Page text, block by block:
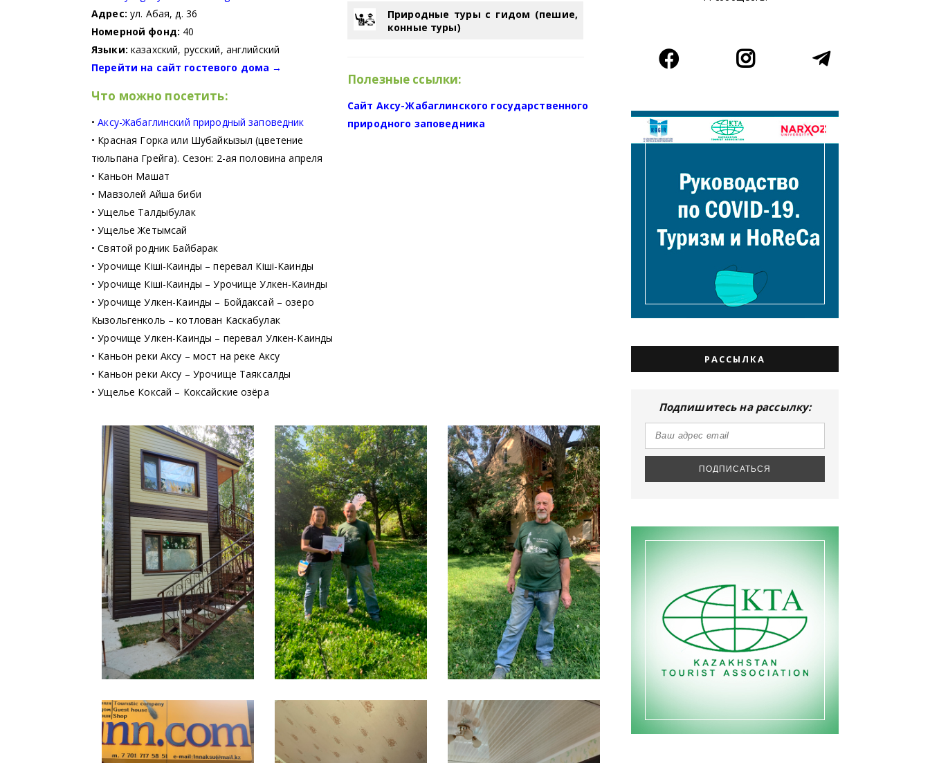
Адрес: ул. Абая, д. 36
Номерной фонд: 40
Языки: казахский, русский, английский
Перейти на сайт гостевого дома →
Что можно посетить:
•Аксу-Жабаглинский природный заповедник
• Красная Горка или Шубайкызыл (цветение
тюльпана Грейга). Сезон: 2-ая половина апреля
• Каньон Машат
• Мавзолей Айша биби
• Ущелье Талдыбулак
• Ущелье Жетымсай
• Святой родник Байбарак
• Урочище Кіші-Каинды – перевал Кіші-Каинды
• Урочище Кіші-Каинды – Урочище Улкен-Каинды
• Урочище Улкен-Каинды – Бойдаксай – озеро
Кызольгенколь – котлован Каскабулак
• Урочище Улкен-Каинды – перевал Улкен-Каинды
• Каньон реки Аксу – мост на реке Аксу
• Каньон реки Аксу – Урочище Таяксалды
• Ущелье Коксай – Коксайские озёра
Природные туры с гидом (пешие,
конные туры)
Полезные ссылки:
Сайт Аксу-Жабаглинского государственного
природного заповедника
РАССЫЛКА
Подпишитесь на рассылку: